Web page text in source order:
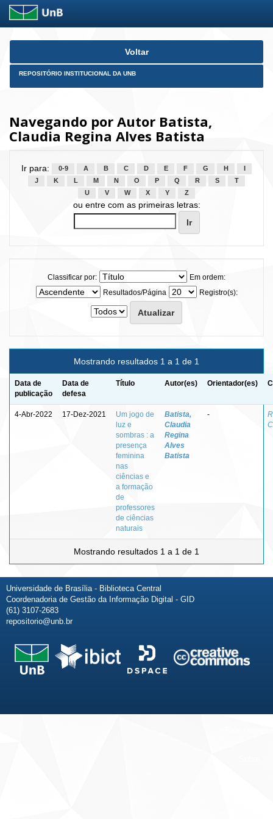
Skip
Voltar
REPOSITÓRIO INSTITUCIONAL DA UNB
Navegando por Autor Batista,
Claudia Regina Alves Batista
Ir para: 0-9 A B C D E F G H
J
K L M N O P Q R S
T
U
V W X Y Z
ou entre com as primeiras letras:
Classificar por:
Em ordem:
Resultados/Página
Registro(s):
Mostrando resultados 1 a 1 de 1
Data de
publicação
Data de
defesa
Título Autor(es) Orientador(es)
4-Abr-2022 17-Dez-2021
Um jogo de
luz e
sombras : a
presença
feminina
nas
ciências e
a formação
de
professores
de ciências
naturais
Batista,
Claudia
Regina
Alves
Batista
-
Mostrando resultados 1 a 1 de 1
Universidade de Brasília - Biblioteca Central
Coordenadoria de Gestão da Informação Digital - GID
(61) 3107-2683
repositorio@unb.br